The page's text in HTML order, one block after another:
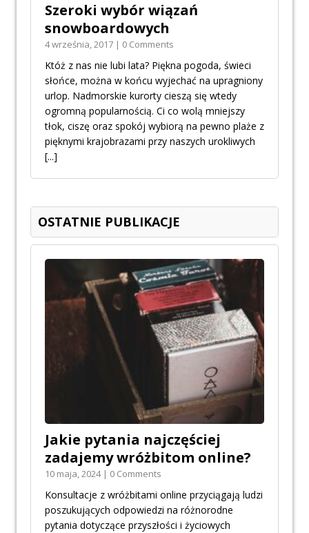
Szeroki wybór wiązań
snowboardowych
4 września, 2017 | 0 Comments
Któż z nas nie lubi lata? Piękna pogoda, świeci
słońce, można w końcu wyjechać na upragniony
urlop. Nadmorskie kurorty cieszą się wtedy
ogromną popularnością. Ci co wolą mniejszy
tłok, ciszę oraz spokój wybiorą na pewno plaże z
pięknymi krajobrazami przy naszych urokliwych
[...]
OSTATNIE PUBLIKACJE
Jakie pytania najczęściej
zadajemy wróżbitom online?
10 maja, 2024 | 0 Comments
Konsultacje z wróżbitami online przyciągają ludzi
poszukujących odpowiedzi na różnorodne
pytania dotyczące przyszłości i życiowych